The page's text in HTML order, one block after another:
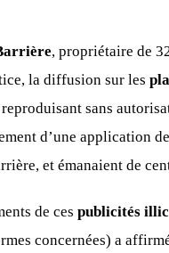
, propriétaire de
la diffusion sur les
sans
d’une application
et émanaient de
de ces publicités
concernées) a